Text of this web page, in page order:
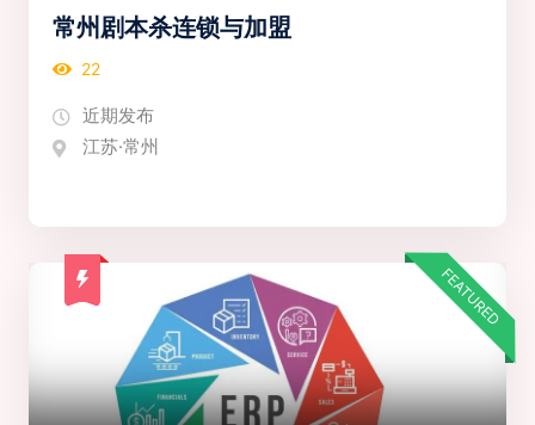
常州剧本杀连锁与加盟
22
近期发布
江苏·常州
FEATURED